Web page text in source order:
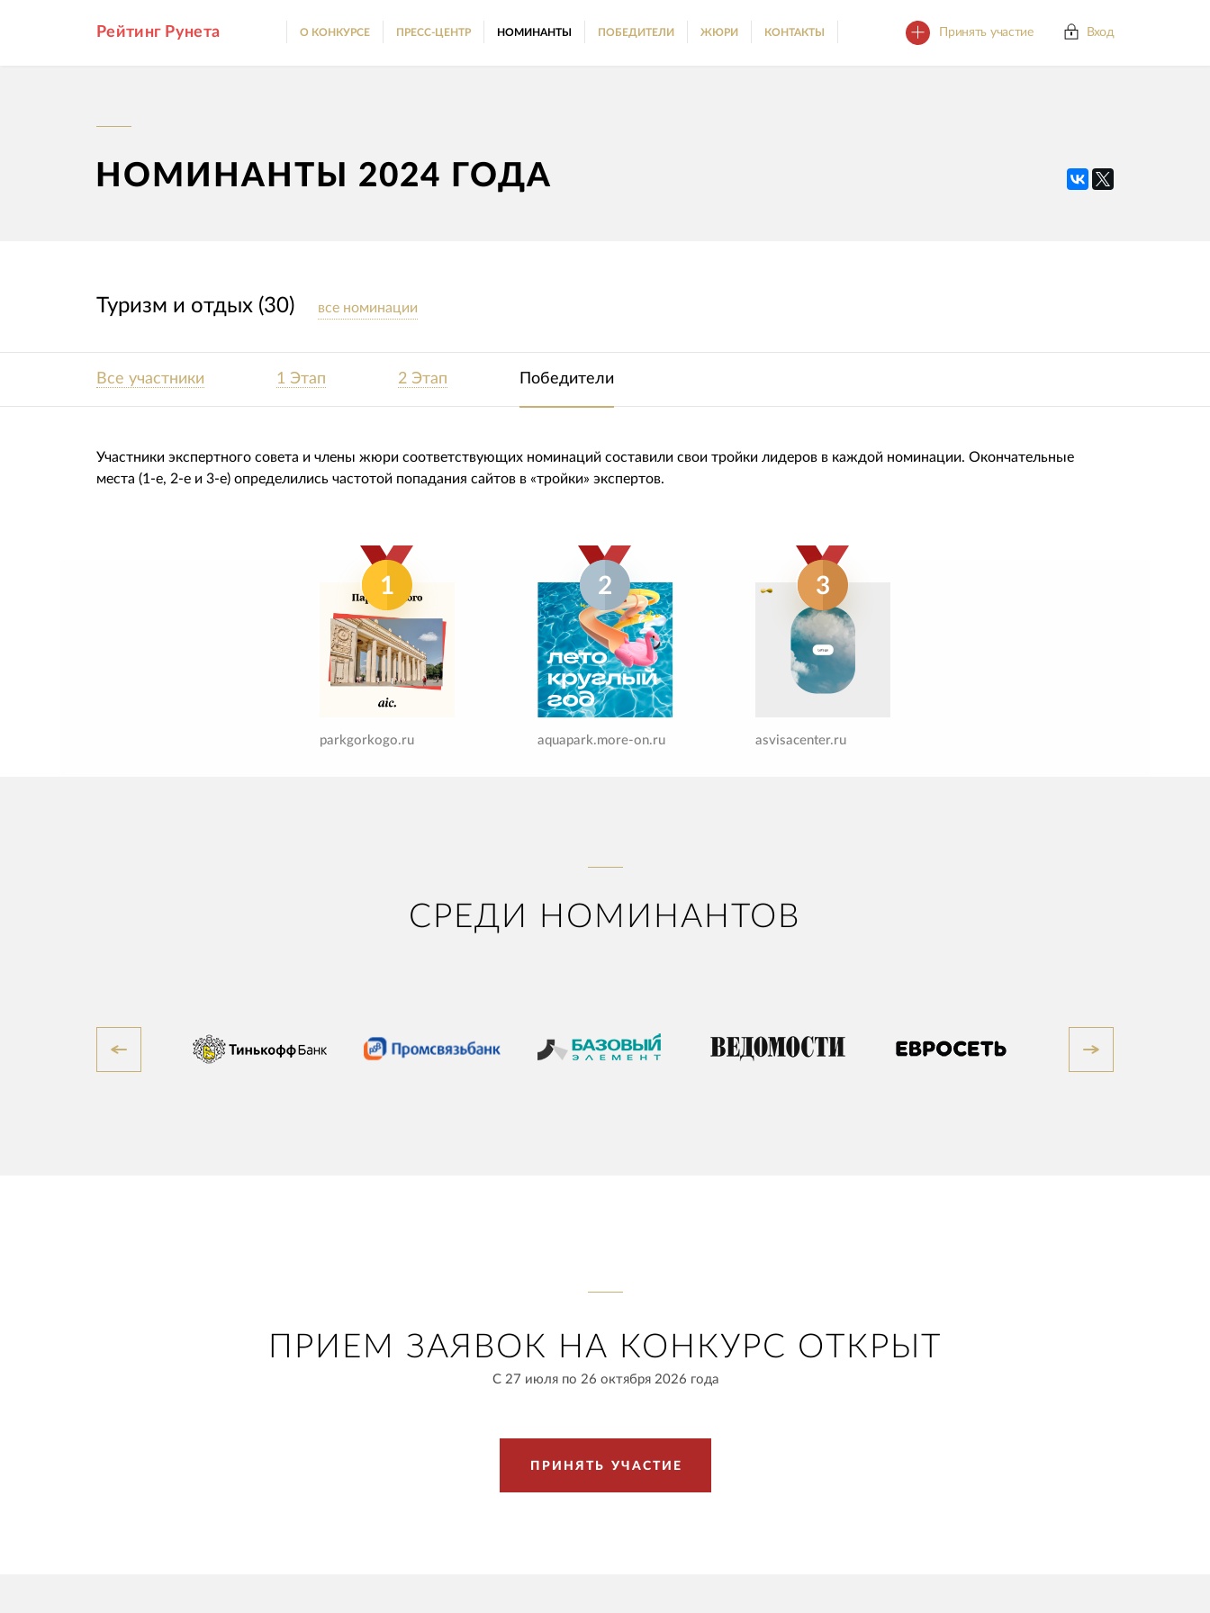
Принять участие Вход
Рейтинг Рунета О КОНКУРСЕ ПРЕСС-ЦЕНТР НОМИНАНТЫ ПОБЕДИТЕЛИ ЖЮРИ КОНТАКТЫ
НОМИНАНТЫ 2024 ГОДА
Туризм и отдых (30) все номинации
Все участники 1 Этап 2 Этап Победители
Участники экспертного совета и члены жюри соответствующих номинаций составили свои тройки лидеров в каждой номинации. Окончательные
места (1-е, 2-е и 3-е) определились частотой попадания сайтов в «тройки» экспертов.
1
parkgorkogo.ru
2
aquapark.more-on.ru
3
asvisacenter.ru
СРЕДИ НОМИНАНТОВ
ПРИЕМ ЗАЯВОК НА КОНКУРС ОТКРЫТ
С 27 июля по 26 октября 2026 года
П Р И Н Я Т Ь УЧ АСТ И Е